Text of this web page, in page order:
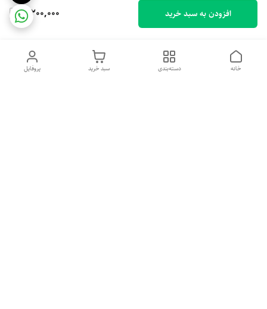
3,200,000 افزودن به سبد خرید
پروفایل سبد خرید دسته‌بندی خانه